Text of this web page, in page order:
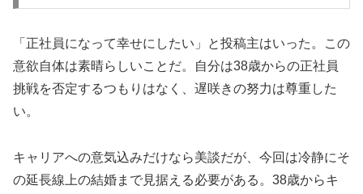
「正社員になって幸せにしたい」と投稿主はいった。この
意欲自体は素晴らしいことだ。自分は38歳からの正社員
挑戦を否定するつもりはなく、遅咲きの努力は尊重した
い。
キャリアへの意気込みだけなら美談だが、今回は冷静にそ
の延長線上の結婚まで見据える必要がある。38歳からキ